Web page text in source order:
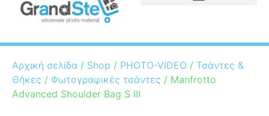
Αρχική σελίδα / Shop / PHOTO-VIDEO / Τσάντες &
Θήκες / Φωτογραφικές τσάντες / Manfrotto
Advanced Shoulder Bag S III